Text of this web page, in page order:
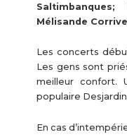
Mélisande
Les concerts
Les gens sont
meilleur confort.
populaire
En cas